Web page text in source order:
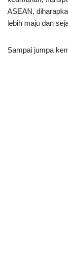
ASEAN,
lebih maju dan
Sampai jumpa